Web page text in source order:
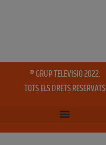
® GRUP TELEVISIO 2022.
TOTS ELS DRETS RESERVATS